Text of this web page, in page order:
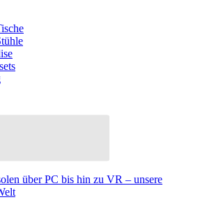
über PC bis hin zu VR – unsere